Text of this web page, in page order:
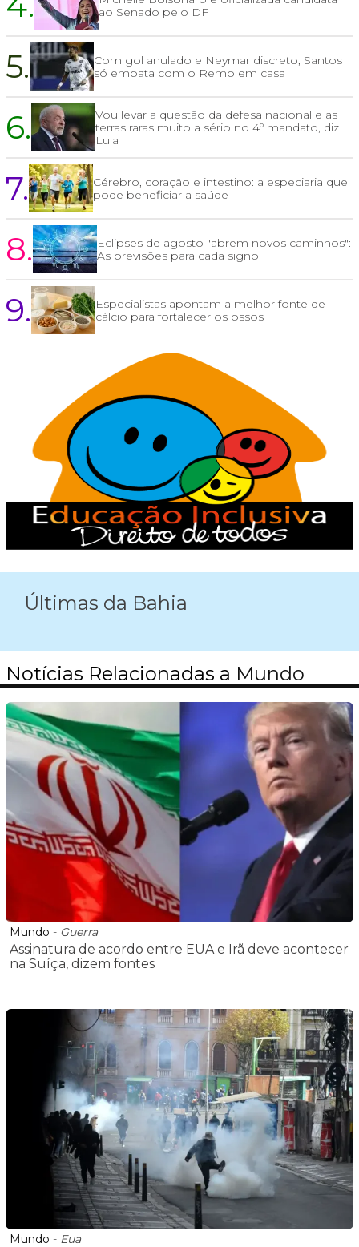
ao Senado pelo DF
5.
Com gol anulado e Neymar discreto, Santos
só empata com o Remo em casa
6.
Vou levar a questão da defesa nacional e as
terras raras muito a sério no 4º mandato, diz
Lula
7.
Cérebro, coração e intestino: a especiaria que
pode beneficiar a saúde
8.
Eclipses de agosto "abrem novos caminhos":
As previsões para cada signo
9.
Especialistas apontam a melhor fonte de
cálcio para fortalecer os ossos
Últimas da Bahia
Notícias Relacionadas a Mundo
Mundo - Guerra
Assinatura de acordo entre EUA e Irã deve acontecer
na Suíça, dizem fontes
Mundo - Eua